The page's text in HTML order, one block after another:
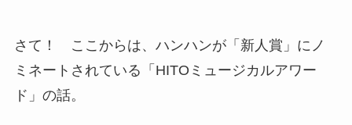
さて！ ここからは、ハンハンが「新人賞」にノ
ミネートされている「HITOミュージカルアワー
ド」の話。